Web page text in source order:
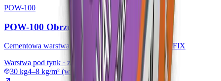
POW-100
POW-100 Obrzutka wstępna
Cementowa warstwa sczepna pod tynki systemu PROFIX
Warstwa pod tynk · ziarno do 1 mm
30 kg4–8 kg/m² (w zależności od rodzaju podłoża)